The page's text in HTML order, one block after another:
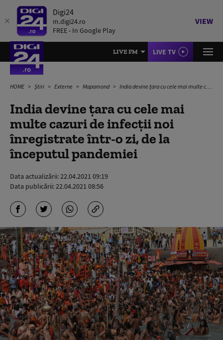
Digi24
m.digi24.ro
FREE - In Google Play
VIEW
LIVE FM LIVE TV
HOME Știri Externe Mapamond India devine țara cu cele mai multe cazuri de infecții noi înregistrate într-o zi, de la începutul pandemiei
India devine țara cu cele mai
multe cazuri de infecții noi
înregistrate într-o zi, de la
începutul pandemiei
Data actualizării:22.04.2021 09:19
Data publicării:22.04.2021 08:56